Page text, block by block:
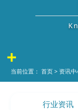
当前位置：首页> 资讯中
行业资讯